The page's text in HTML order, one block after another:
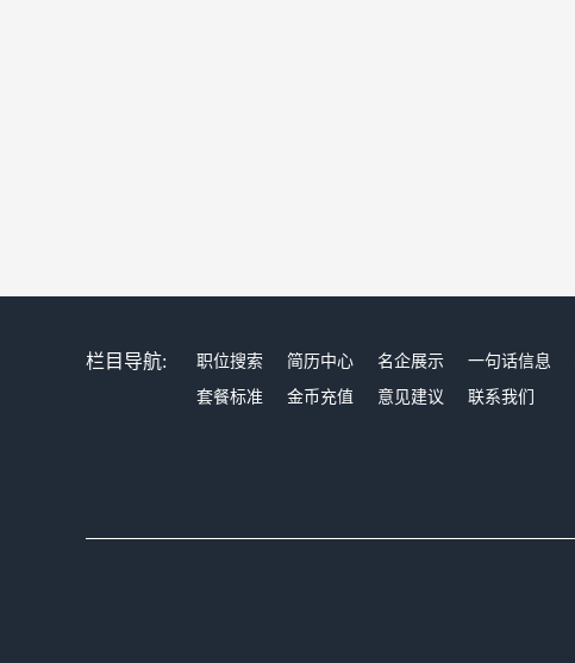
栏目导航: 职位搜索 简历中心 名企展示 一句话信息
套餐标准
金币充值 意见建议 联系我们